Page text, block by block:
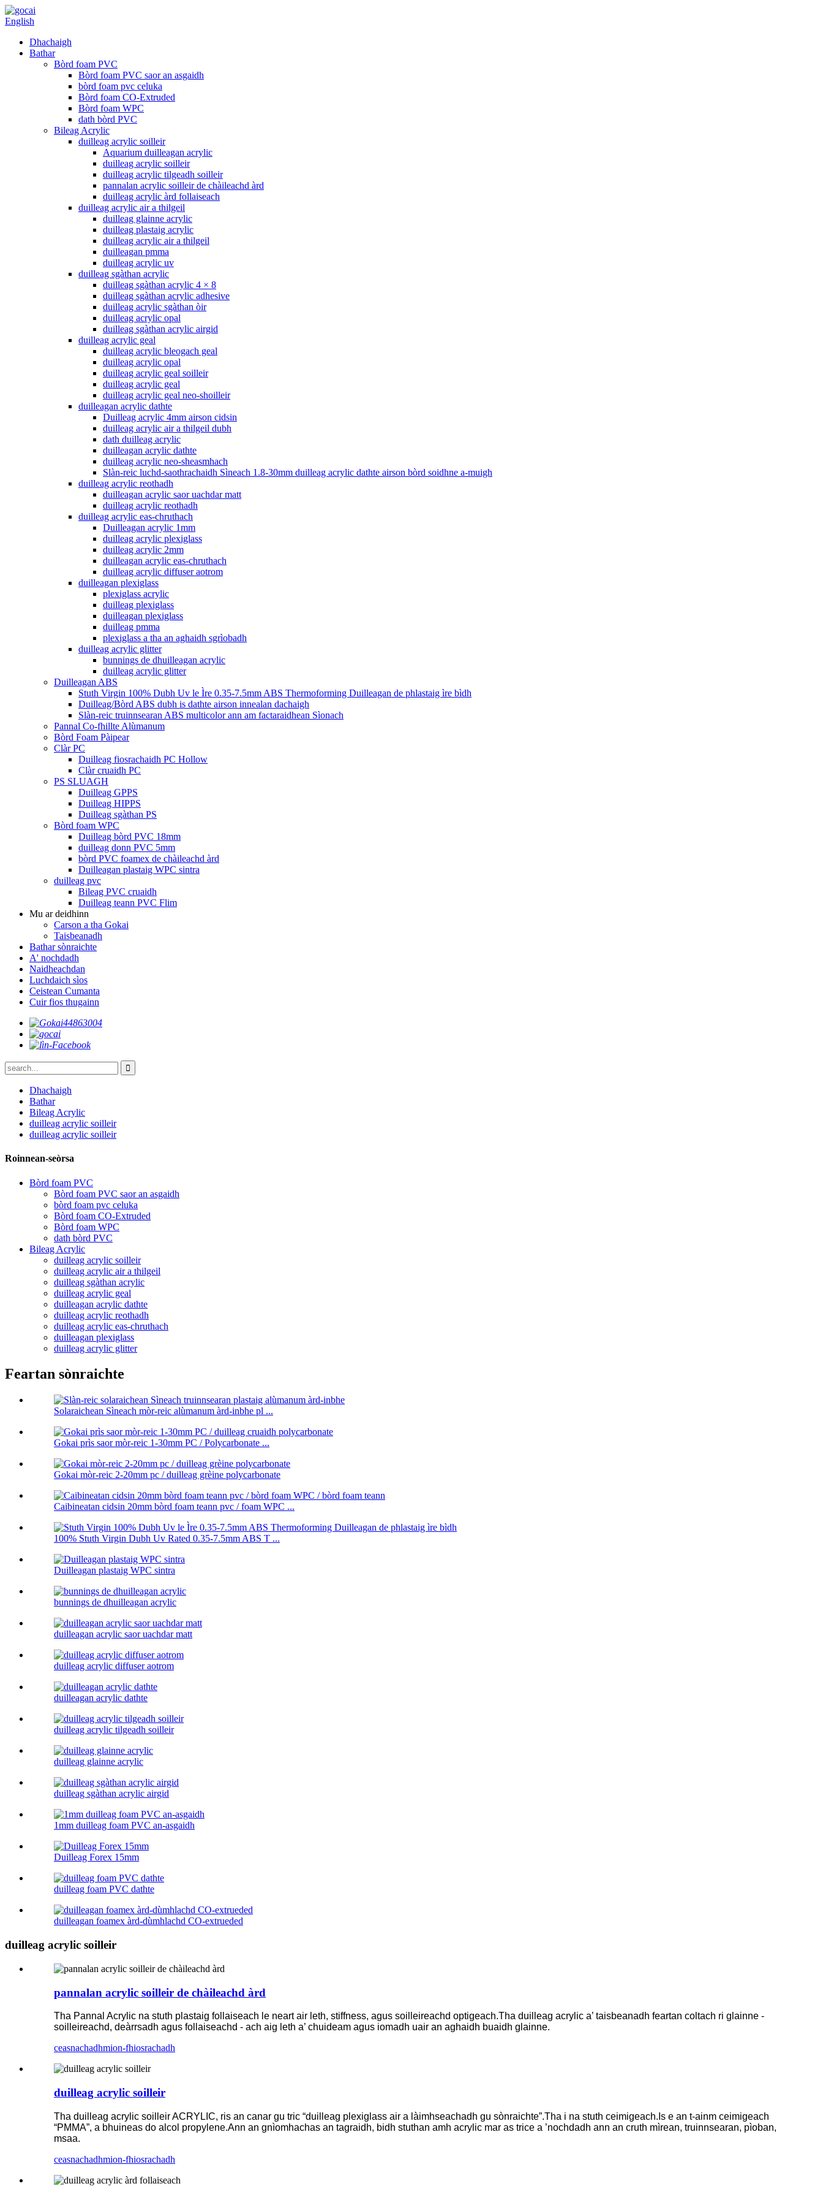
English
Dhachaigh
Bathar
Bòrd foam PVC
Bòrd foam PVC saor an asgaidh
bòrd foam pvc celuka
Bòrd foam CO-Extruded
Bòrd foam WPC
dath bòrd PVC
Bileag Acrylic
duilleag acrylic soilleir
Aquarium duilleagan acrylic
duilleag acrylic soilleir
duilleag acrylic tilgeadh soilleir
pannalan acrylic soilleir de chàileachd àrd
duilleag acrylic àrd follaiseach
duilleag acrylic air a thilgeil
duilleag glainne acrylic
duilleag plastaig acrylic
duilleag acrylic air a thilgeil
duilleagan pmma
duilleag acrylic uv
duilleag sgàthan acrylic
duilleag sgàthan acrylic 4 × 8
duilleag sgàthan acrylic adhesive
duilleag acrylic sgàthan òir
duilleag acrylic opal
duilleag sgàthan acrylic airgid
duilleag acrylic geal
duilleag acrylic bleogach geal
duilleag acrylic opal
duilleag acrylic geal soilleir
duilleag acrylic geal
duilleag acrylic geal neo-shoilleir
duilleagan acrylic dathte
Duilleag acrylic 4mm airson cidsin
duilleag acrylic air a thilgeil dubh
dath duilleag acrylic
duilleagan acrylic dathte
duilleag acrylic neo-sheasmhach
Slàn-reic luchd-saothrachaidh Sìneach 1.8-30mm duilleag acrylic dathte airson bòrd soidhne a-muigh
duilleag acrylic reothadh
duilleagan acrylic saor uachdar matt
duilleag acrylic reothadh
duilleag acrylic eas-chruthach
Duilleagan acrylic 1mm
duilleag acrylic plexiglass
duilleag acrylic 2mm
duilleagan acrylic eas-chruthach
duilleag acrylic diffuser aotrom
duilleagan plexiglass
plexiglass acrylic
duilleag plexiglass
duilleagan plexiglass
duilleag pmma
plexiglass a tha an aghaidh sgrìobadh
duilleag acrylic glitter
bunnings de dhuilleagan acrylic
duilleag acrylic glitter
Duilleagan ABS
Stuth Virgin 100% Dubh Uv le Ìre 0.35-7.5mm ABS Thermoforming Duilleagan de phlastaig ìre bìdh
Duilleag/Bòrd ABS dubh is dathte airson innealan dachaigh
Slàn-reic truinnsearan ABS multicolor ann am factaraidhean Sìonach
Pannal Co-fhillte Alùmanum
Bòrd Foam Pàipear
Clàr PC
Duilleag fiosrachaidh PC Hollow
Clàr cruaidh PC
PS SLUAGH
Duilleag GPPS
Duilleag HIPPS
Duilleag sgàthan PS
Bòrd foam WPC
Duilleag bòrd PVC 18mm
duilleag donn PVC 5mm
bòrd PVC foamex de chàileachd àrd
Duilleagan plastaig WPC sintra
duilleag pvc
Bileag PVC cruaidh
Duilleag teann PVC Flim
Mu ar deidhinn
Carson a tha Gokai
Taisbeanadh
Bathar sònraichte
A' nochdadh
Naidheachdan
Luchdaich sìos
Ceistean Cumanta
Cuir fios thugainn
Dhachaigh
Bathar
Bileag Acrylic
duilleag acrylic soilleir
duilleag acrylic soilleir
Roinnean-seòrsa
Bòrd foam PVC
Bòrd foam PVC saor an asgaidh
bòrd foam pvc celuka
Bòrd foam CO-Extruded
Bòrd foam WPC
dath bòrd PVC
Bileag Acrylic
duilleag acrylic soilleir
duilleag acrylic air a thilgeil
duilleag sgàthan acrylic
duilleag acrylic geal
duilleagan acrylic dathte
duilleag acrylic reothadh
duilleag acrylic eas-chruthach
duilleagan plexiglass
duilleag acrylic glitter
Feartan sònraichte
Solaraichean Sìneach mòr-reic alùmanum àrd-inbhe pl ...
Gokai prìs saor mòr-reic 1-30mm PC / Polycarbonate ...
Gokai mòr-reic 2-20mm pc / duilleag grèine polycarbonate
Caibineatan cidsin 20mm bòrd foam teann pvc / foam WPC ...
100% Stuth Virgin Dubh Uv Rated 0.35-7.5mm ABS T ...
Duilleagan plastaig WPC sintra
bunnings de dhuilleagan acrylic
duilleagan acrylic saor uachdar matt
duilleag acrylic diffuser aotrom
duilleagan acrylic dathte
duilleag acrylic tilgeadh soilleir
duilleag glainne acrylic
duilleag sgàthan acrylic airgid
1mm duilleag foam PVC an-asgaidh
Duilleag Forex 15mm
duilleag foam PVC dathte
duilleagan foamex àrd-dùmhlachd CO-extrueded
duilleag acrylic soilleir
pannalan acrylic soilleir de chàileachd àrd
Tha Pannal Acrylic na stuth plastaig follaiseach le neart air leth, stiffness, agus soilleireachd optigeach.Tha duilleag acrylic a’ taisbeanadh feartan coltach ri glainne -
soilleireachd, deàrrsadh agus follaiseachd - ach aig leth a’ chuideam agus iomadh uair an aghaidh buaidh glainne.
ceasnachadhmion-fhiosrachadh
duilleag acrylic soilleir
Tha duilleag acrylic soilleir ACRYLIC, ris an canar gu tric “duilleag plexiglass air a làimhseachadh gu sònraichte”.Tha i na stuth ceimigeach.Is e an t-ainm ceimigeach
“PMMA”, a bhuineas do alcol propylene.Ann an gnìomhachas an tagraidh, bidh stuthan amh acrylic mar as trice a ’nochdadh ann an cruth mìrean, truinnsearan, pìoban,
msaa.
ceasnachadhmion-fhiosrachadh